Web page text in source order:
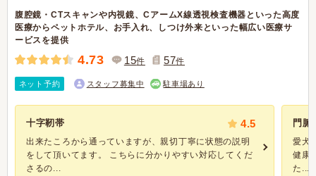
腹腔鏡・CTスキャンや内視鏡、CアームX線透視検査機器といった高度
医療からペットホテル、お手入れ、しつけ外来といった幅広い医療サ
ービスを提供
4.73 15件 57件
ネット予約 スタッフ募集中 駐車場あり
十字靭帯 4.5
出来たころから通っていますが、親切丁寧に状態の説明
をして頂いてます。 こちらに分かりやすい対応してくだ
さるの...
門脈
愛犬
健康
た...